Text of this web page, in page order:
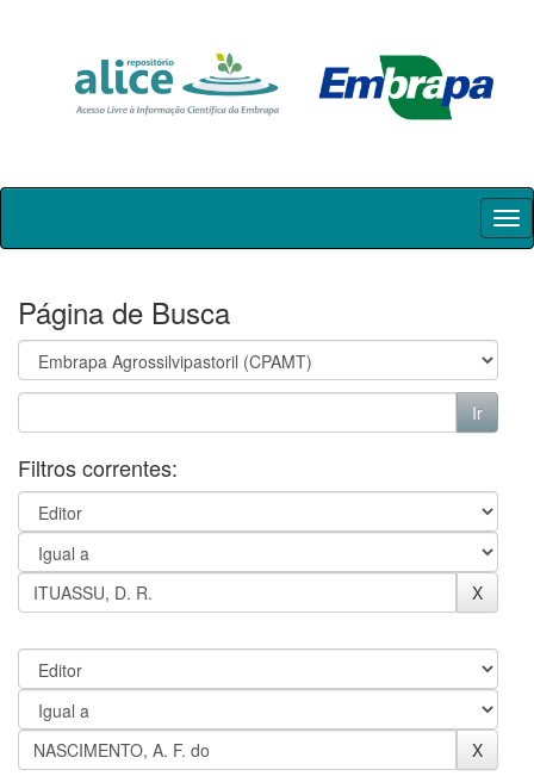
Skip
Página de Busca
Filtros correntes: